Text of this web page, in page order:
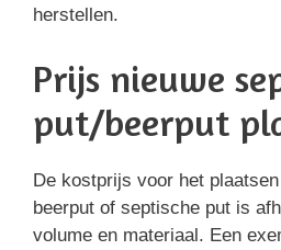
herstellen.
Prijs nieuwe
put/beerput
De kostprijs voor het
beerput of septische put is
volume en materiaal. Een